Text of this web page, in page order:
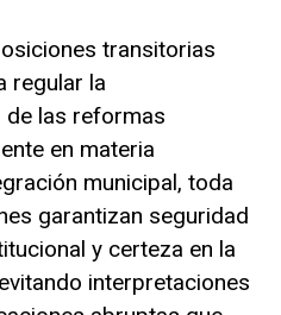
transitorias
regular la
de las reformas
en materia
municipal, toda
garantizan seguridad
y certeza en la
interpretaciones